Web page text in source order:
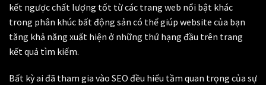
kết ngược chất lượng tốt từ các trang web nổi bật khác
trong phân khúc bất động sản có thể giúp website của bạn
tăng khả năng xuất hiện ở những thứ hạng đầu trên trang
kết quả tìm kiếm.
Bất kỳ ai đã tham gia vào SEO đều hiểu tầm quan trọng của sự